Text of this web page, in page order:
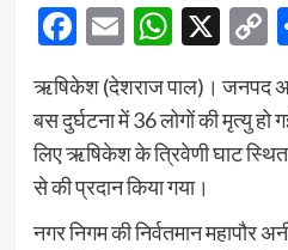
Facebook
EmailX
ऋषिकेश (देशराज पाल)। जनपद
बस दुर्घटना में 36 लोगों की मृत्यु
लिए ऋषिकेश के त्रिवेणी घाट
से की प्रदान किया गया।
नगर निगम की निर्वतमान महापौर